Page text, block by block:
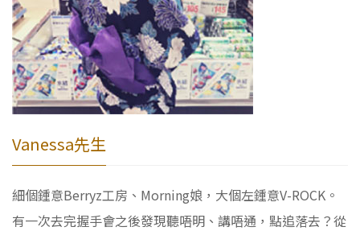
Vanessa先生
細個鍾意Berryz工房、Morning娘，大個左鍾意V-ROCK。
有一次去完握手會之後發現聽唔明、講唔通，點追落去？從